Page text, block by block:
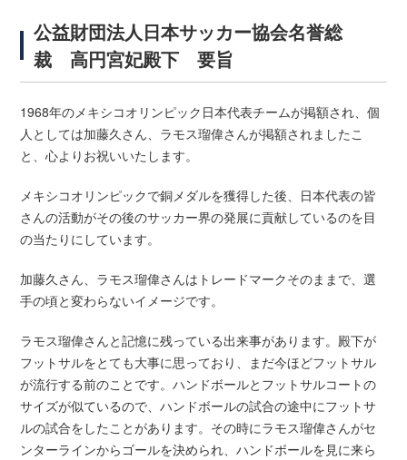
公益財団法人日本サッカー協会名誉総
裁 高円宮妃殿下 要旨
1968年のメキシコオリンピック日本代表チームが掲額され、個
人としては加藤久さん、ラモス瑠偉さんが掲額されましたこ
と、心よりお祝いいたします。
メキシコオリンピックで銅メダルを獲得した後、日本代表の皆
さんの活動がその後のサッカー界の発展に貢献しているのを目
の当たりにしています。
加藤久さん、ラモス瑠偉さんはトレードマークそのままで、選
手の頃と変わらないイメージです。
ラモス瑠偉さんと記憶に残っている出来事があります。殿下が
フットサルをとても大事に思っており、まだ今ほどフットサル
が流行する前のことです。ハンドボールとフットサルコートの
サイズが似ているので、ハンドボールの試合の途中にフットサ
ルの試合をしたことがあります。その時にラモス瑠偉さんがセ
ンターラインからゴールを決められ、ハンドボールを見に来ら